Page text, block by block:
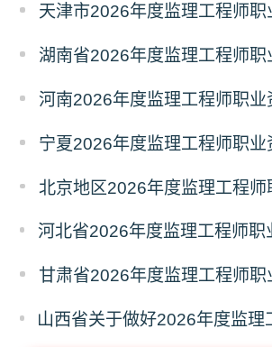
宁夏2026年度监理工程师职业